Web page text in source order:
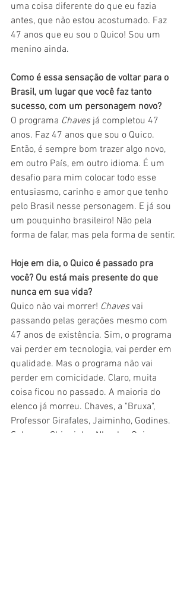
uma coisa diferente do que eu fazia
antes, que não estou acostumado. Faz
47 anos que eu sou o Quico! Sou um
menino ainda.
Como é essa sensação de voltar para o
Brasil, um lugar que você faz tanto
sucesso, com um personagem novo?
O programa Chaves já completou 47
anos. Faz 47 anos que sou o Quico.
Então, é sempre bom trazer algo novo,
em outro País, em outro idioma. É um
desafio para mim colocar todo esse
entusiasmo, carinho e amor que tenho
pelo Brasil nesse personagem. E já sou
um pouquinho brasileiro! Não pela
forma de falar, mas pela forma de sentir.
Hoje em dia, o Quico é passado pra
você? Ou está mais presente do que
nunca em sua vida?
Quico não vai morrer! Chaves vai
passando pelas gerações mesmo com
47 anos de existência. Sim, o programa
vai perder em tecnologia, vai perder em
qualidade. Mas o programa não vai
perder em comicidade. Claro, muita
coisa ficou no passado. A maioria do
elenco já morreu. Chaves, a "Bruxa",
Professor Girafales, Jaiminho, Godines.
Sobrou a Chiquinha, Nhonho, Quico e